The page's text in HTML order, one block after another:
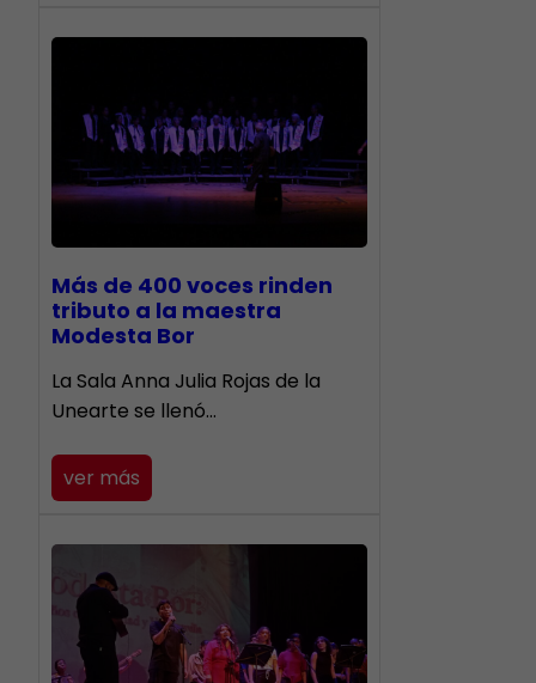
Más de 400 voces rinden
tributo a la maestra
Modesta Bor
​La Sala Anna Julia Rojas de la
Unearte se llenó…
ver más